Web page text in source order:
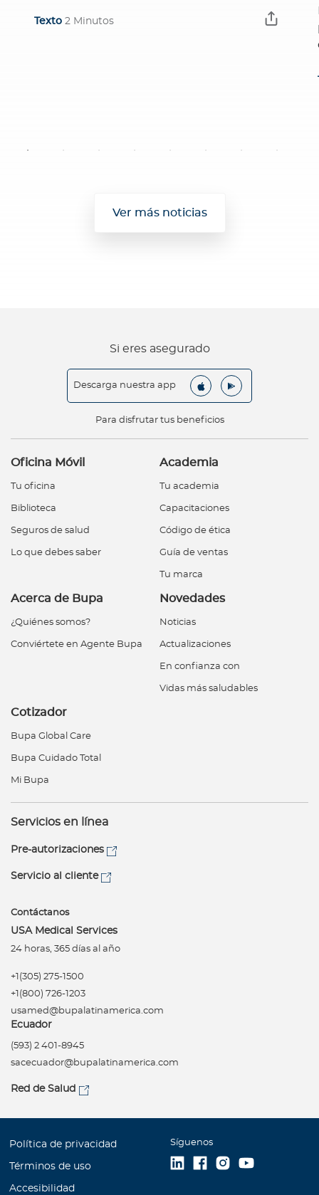
Texto 2 Minutos
Ver más noticias
Si eres asegurado
Descarga nuestra app
Para disfrutar tus beneficios
Oficina Móvil
Tu oficina
Biblioteca
Seguros de salud
Lo que debes saber
Academia
Tu academia
Capacitaciones
Código de ética
Guía de ventas
Tu marca
Acerca de Bupa
¿Quiénes somos?
Conviértete en Agente Bupa
Novedades
Noticias
Actualizaciones
En confianza con
Vidas más saludables
Cotizador
Bupa Global Care
Bupa Cuidado Total
Mi Bupa
Servicios en línea
Pre-autorizaciones
Servicio al cliente
Contáctanos
USA Medical Services
24 horas, 365 días al año
+1(305) 275-1500
+1(800) 726-1203
usamed@bupalatinamerica.com
Ecuador
(593) 2 401-8945
sacecuador@bupalatinamerica.com
Red de Salud
Política de privacidad
Términos de uso
Accesibilidad
Síguenos